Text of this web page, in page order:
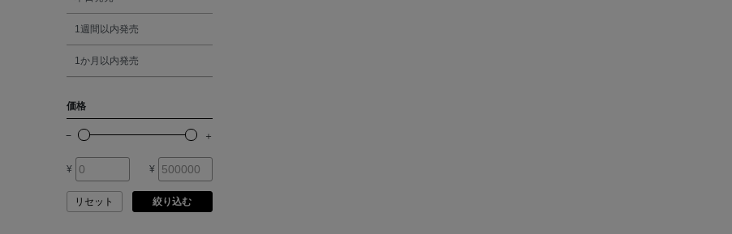
FIRENZE
AURALEE
シルバー
1週間以内発売
1か月以内発売
価格
¥ ¥
リセット 絞り込む